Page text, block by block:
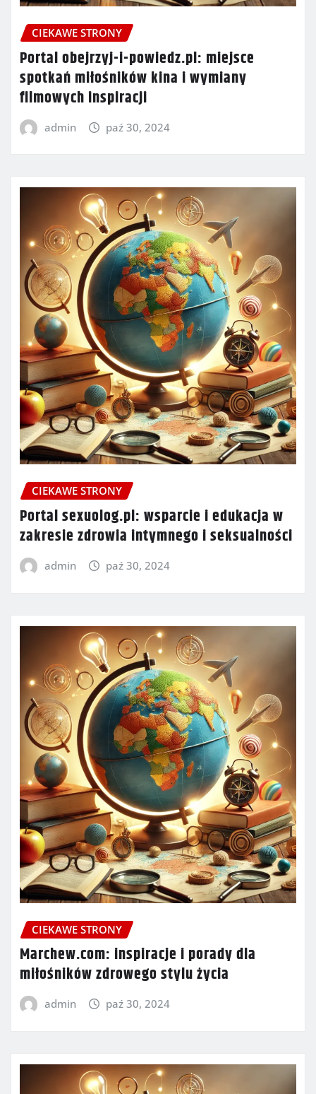
CIEKAWE STRONY
Portal obejrzyj-i-powiedz.pl: miejsce
spotkań miłośników kina i wymiany
filmowych inspiracji
admin paź 30, 2024
CIEKAWE STRONY
Portal sexuolog.pl: wsparcie i edukacja w
zakresie zdrowia intymnego i seksualności
admin paź 30, 2024
CIEKAWE STRONY
Marchew.com: inspiracje i porady dla
miłośników zdrowego stylu życia
admin paź 30, 2024